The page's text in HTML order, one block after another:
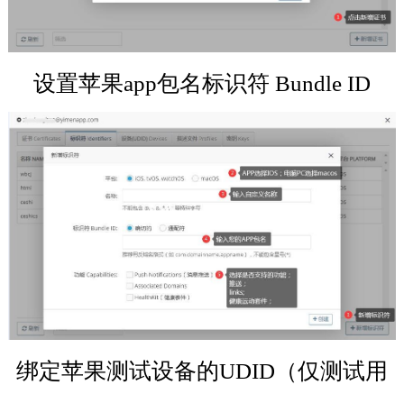
设置苹果app包名标识符 Bundle ID
绑定苹果测试设备的UDID（仅测试用